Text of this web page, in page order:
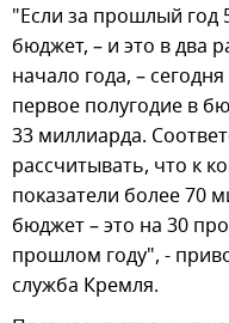
"Если за прошлый год
бюджет, – и это в два
начало года, –
первое полугодие в
33 миллиарда.
рассчитывать, что к
показатели более 70
бюджет – это на 30
прошлом году", -
служба Кремля.